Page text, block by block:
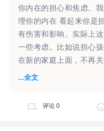
你内在的担心和焦虑。
理你的内在 看起来你是
有伤害和影响。实际上
一些考虑。比如说担心
在新的家庭上面，不再
抚养费不能及时给，甚
他可能没有那么强烈的
...全文
评论 0